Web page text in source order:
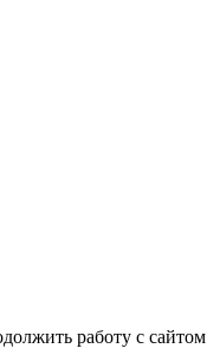
работу с сайтом